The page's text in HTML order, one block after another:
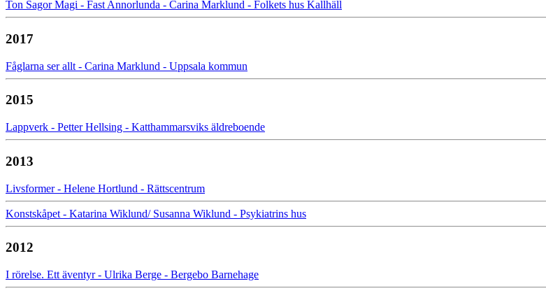
Ton Sagor Magi - Fast Annorlunda - Carina Marklund - Folkets hus Kallhäll
2017
Fåglarna ser allt - Carina Marklund - Uppsala kommun
2015
Lappverk - Petter Hellsing - Katthammarsviks äldreboende
2013
Livsformer - Helene Hortlund - Rättscentrum
Konstskåpet - Katarina Wiklund/ Susanna Wiklund - Psykiatrins hus
2012
I rörelse. Ett äventyr - Ulrika Berge - Bergebo Barnehage